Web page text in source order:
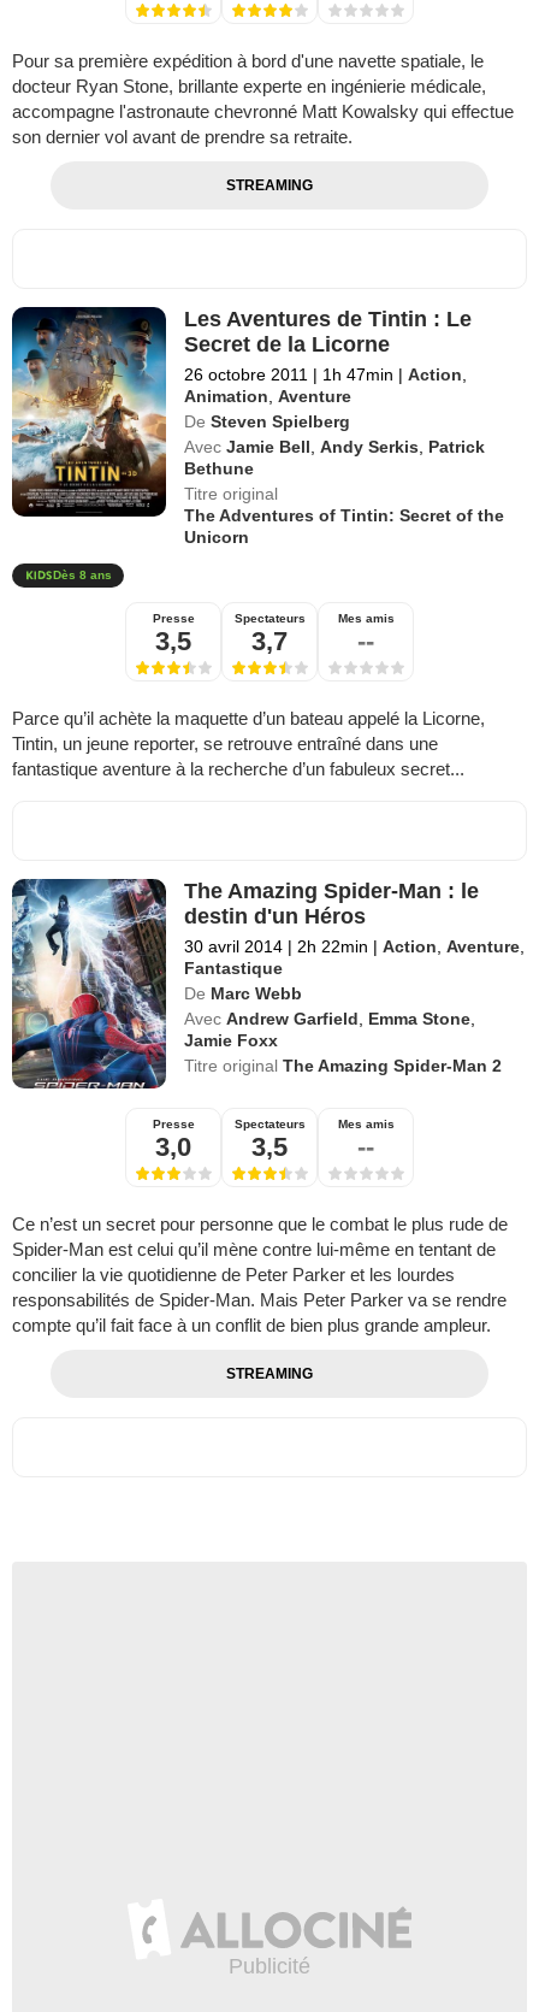
Pour sa première expédition à bord d'une navette spatiale, le
docteur Ryan Stone, brillante experte en ingénierie médicale,
accompagne l'astronaute chevronné Matt Kowalsky qui effectue
son dernier vol avant de prendre sa retraite.
STREAMING
Les Aventures de Tintin : Le
Secret de la Licorne
26 octobre 2011 | 1h 47min | Action
Animation ,Aventure
De Steven Spielberg
Avec Jamie Bell ,Andy Serkis
Patrick
Bethune
Titre original
The Adventures of Tintin: Secret of the
Unicorn
Dès 8 ans
Presse
3,5
Spectateurs
3,7
Mes amis
--
Parce qu’il achète la maquette d’un bateau appelé la Licorne,
Tintin, un jeune reporter, se retrouve entraîné dans une
fantastique aventure à la recherche d’un fabuleux secret...
The Amazing Spider-Man : le
destin d'un Héros
30 avril 2014 | 2h 22min | Action ,Aventure
Fantastique
De Marc Webb
Avec Andrew Garfield Emma Stone
Jamie Foxx
Titre originalThe Amazing Spider-Man 2
Presse
3,0
Spectateurs
3,5
Mes amis
--
Ce n’est un secret pour personne que le combat le plus rude de
Spider-Man est celui qu’il mène contre lui-même en tentant de
concilier la vie quotidienne de Peter Parker et les lourdes
responsabilités de Spider-Man. Mais Peter Parker va se rendre
compte qu’il fait face à un conflit de bien plus grande ampleur.
STREAMING